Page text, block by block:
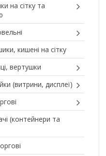
на сітку та
кишені на сітку
вертушки
(витрини, дисплеї)
(контейнери та